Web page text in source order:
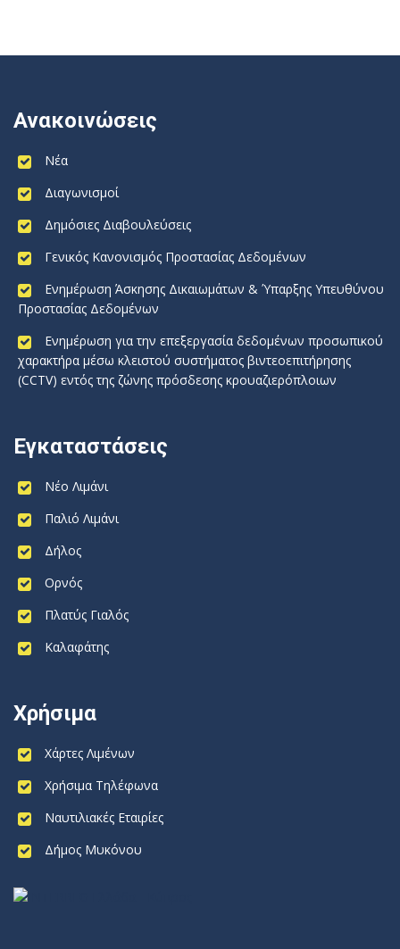
Ανακοινώσεις
Νέα
Διαγωνισμοί
Δημόσιες Διαβουλεύσεις
Γενικός Κανονισμός Προστασίας Δεδομένων
Ενημέρωση Άσκησης Δικαιωμάτων & Ύπαρξης Υπευθύνου
Προστασίας Δεδομένων
Ενημέρωση για την επεξεργασία δεδομένων προσωπικού
χαρακτήρα μέσω κλειστού συστήματος βιντεοεπιτήρησης
(CCTV) εντός της ζώνης πρόσδεσης κρουαζιερόπλοιων
Εγκαταστάσεις
Νέο Λιμάνι
Παλιό Λιμάνι
Δήλος
Ορνός
Πλατύς Γιαλός
Καλαφάτης
Χρήσιμα
Χάρτες Λιμένων
Χρήσιμα Τηλέφωνα
Ναυτιλιακές Εταιρίες
Δήμος Μυκόνου